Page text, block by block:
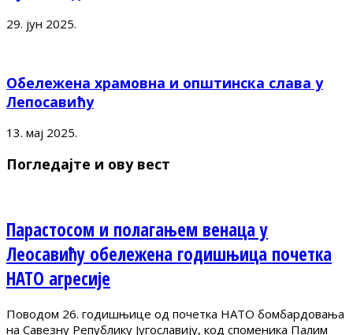
29. јун 2025.
Обележена храмовна и општинска слава у
Лепосавићу
13. мај 2025.
Погледајте и ову вест
Парастосом и полагањем венаца у
Леосавићу обележена годишњица почетка
НАТО агресије
Поводом 26. годишњице од почетка НАТО бомбардовања
на Савезну Републику Југославију, код споменика Палим